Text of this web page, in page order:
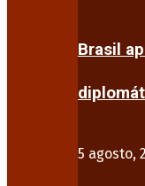
Brasil
5 agosto,